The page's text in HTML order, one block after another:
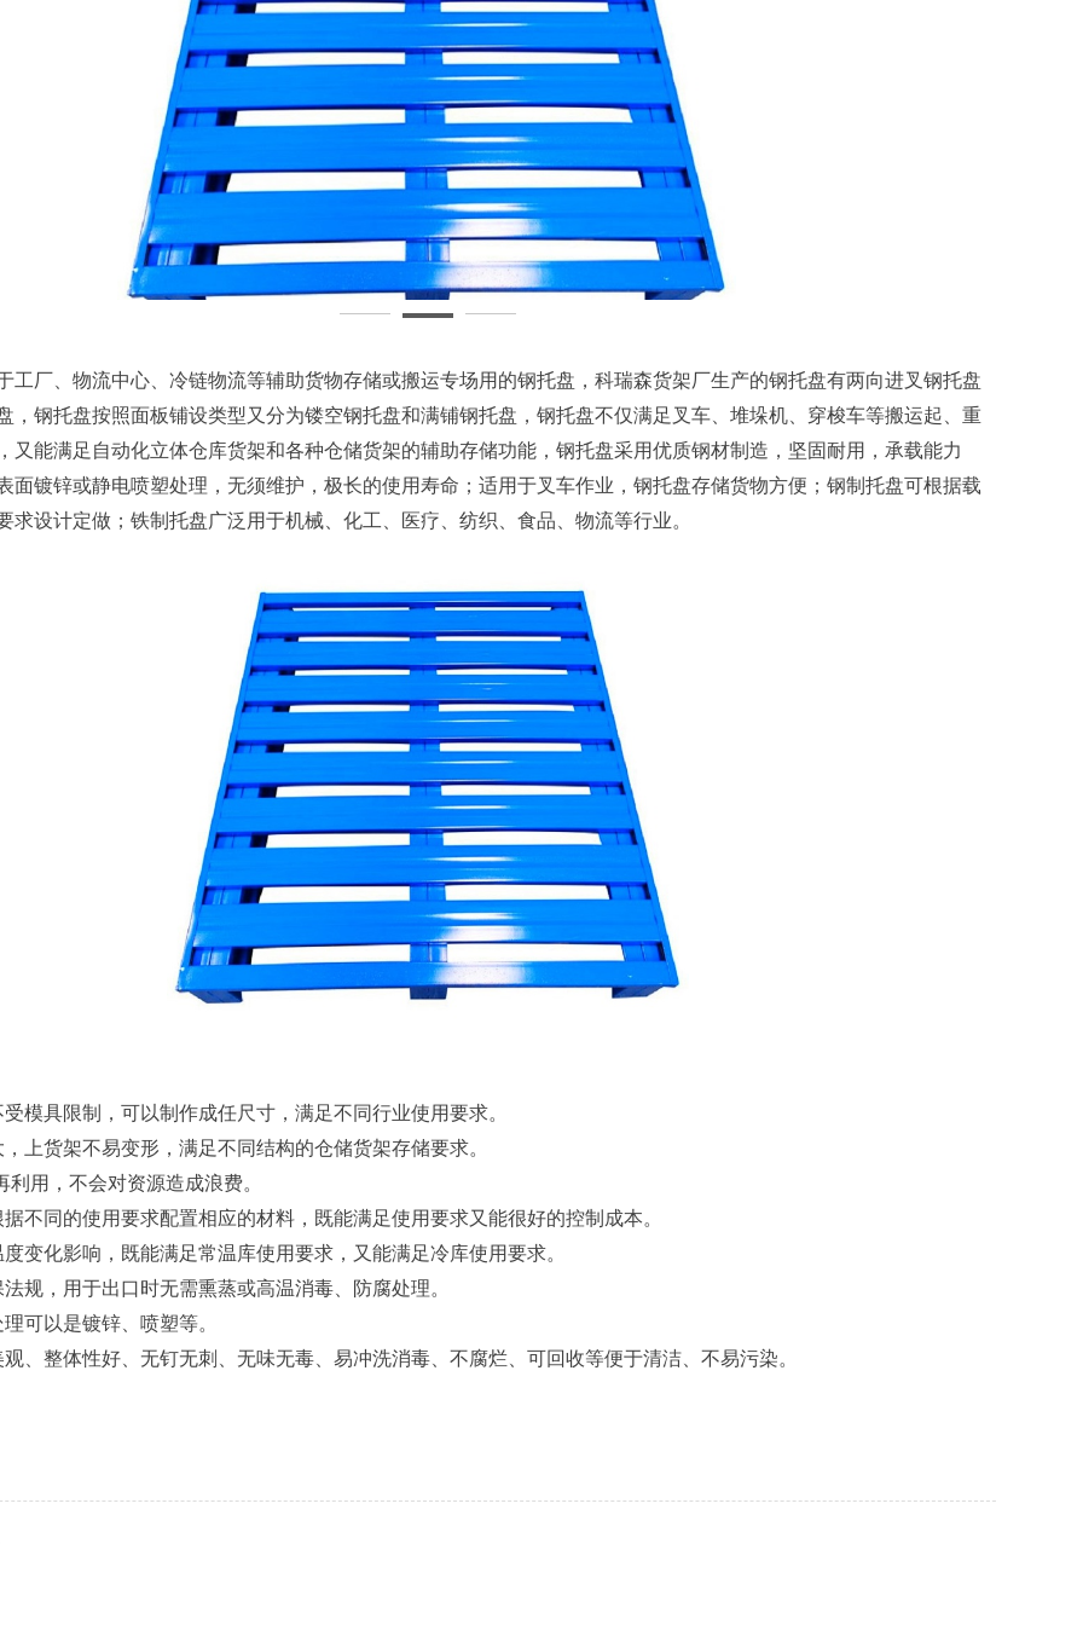
工厂、物流中心、冷链物流等辅助货物存储或搬运专场用的钢托盘，科瑞森货架厂生产的钢托盘有两向进叉钢托盘
，钢托盘按照面板铺设类型又分为镂空钢托盘和满铺钢托盘，钢托盘不仅满足叉车、堆垛机、穿梭车等搬运起、重
又能满足自动化立体仓库货架和各种仓储货架的辅助存储功能，钢托盘采用优质钢材制造，坚固耐用，承载能力
面镀锌或静电喷塑处理，无须维护，极长的使用寿命；适用于叉车作业，钢托盘存储货物方便；钢制托盘可根据载
求设计定做；铁制托盘广泛用于机械、化工、医疗、纺织、食品、物流等行业。
模具限制，可以制作成任尺寸，满足不同行业使用要求。
上货架不易变形，满足不同结构的仓储货架存储要求。
利用，不会对资源造成浪费。
不同的使用要求配置相应的材料，既能满足使用要求又能很好的控制成本。
变化影响，既能满足常温库使用要求，又能满足冷库使用要求。
规，用于出口时无需熏蒸或高温消毒、防腐处理。
可以是镀锌、喷塑等。
、整体性好、无钉无刺、无味无毒、易冲洗消毒、不腐烂、可回收等便于清洁、不易污染。